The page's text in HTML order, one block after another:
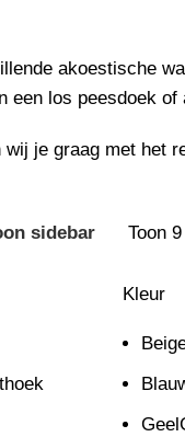
akoestische
een los peesdoek
je graag met het
sidebar Toon 9
Kleur
Geel